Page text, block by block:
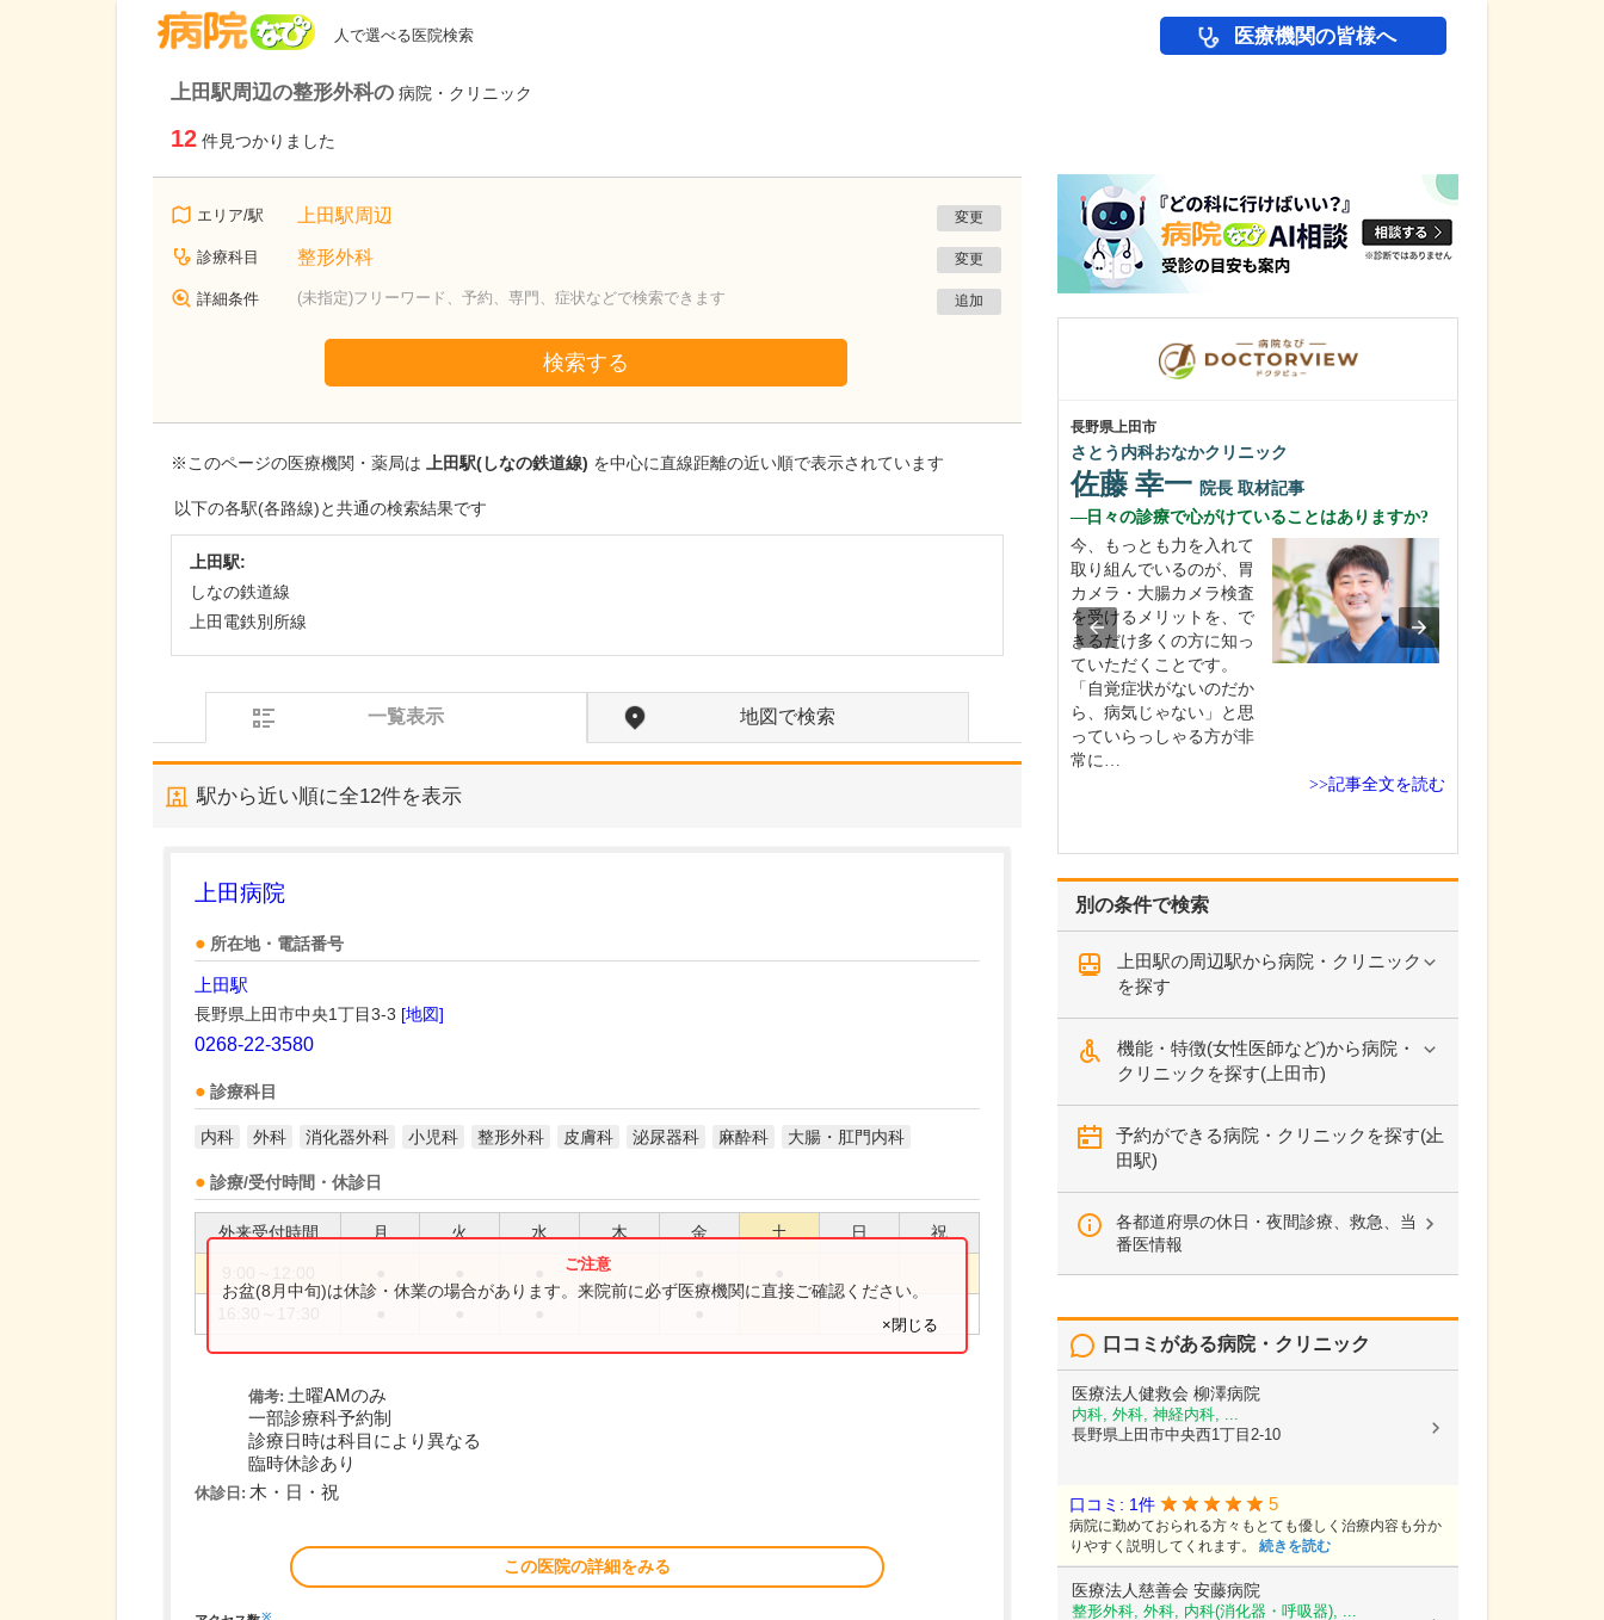
人で選べる医院検索 医療機関の皆様へ
上田駅周辺の整形外科の 病院・クリニック
12 件見つかりました
エリア/駅 上田駅周辺 変更
診療科目 整形外科 変更
詳細条件 (未指定)フリーワード、予約、専門、症状などで検索できます 追加
検索する
※このページの医療機関・薬局は 上田駅(しなの鉄道線) を中心に直線距離の近い順で表示されています
以下の各駅(各路線)と共通の検索結果です
上田駅:
しなの鉄道線
上田電鉄別所線
一覧表示 地図で検索
駅から近い順に全12件を表示
上田病院
所在地・電話番号
上田駅
長野県上田市中央1丁目3-3 [地図]
0268-22-3580
診療科目
内科 外科 消化器外科 小児科 整形外科 皮膚科 泌尿器科 麻酔科 大腸・肛門内科
診療/受付時間・休診日
外来受付時間 月 火 水 木 金 土 日 祝
お盆(8月中旬)は休診・休業の場合があります。来院前に必ず医療機関に直接ご確認ください。
×閉じる
備考: 土曜AMのみ
一部診療科予約制
診療日時は科目により異なる
臨時休診あり
休診日: 木・日・祝
この医院の詳細をみる
別の条件で検索
上田駅の周辺駅から病院・クリニック
を探す
機能・特徴(女性医師など)から病院・
クリニックを探す(上田市)
予約ができる病院・クリニックを探す(上
田駅)
各都道府県の休日・夜間診療、救急、当
番医情報
口コミがある病院・クリニック
医療法人健救会 柳澤病院
内科, 外科, 神経内科, ...
長野県上田市中央西1丁目2-10
口コミ: 1件 5
病院に勤めておられる方々もとても優しく治療内容も分か
りやすく説明してくれます。 続きを読む
医療法人慈善会 安藤病院
整形外科, 外科, 内科(消化器・呼吸器), ...
長野県上田市
さとう内科おなかクリニック
佐藤 幸一 院長 取材記事
日々の診療で心がけていることはありますか?
今、もっとも力を入れて
取り組んでいるのが、胃
カメラ・大腸カメラ検査
を受けるメリットを、で
きるだけ多くの方に知っ
ていただくことです。
「自覚症状がないのだか
ら、病気じゃない」と思
っていらっしゃる方が非
常に…
>>記事全文を読む
島根県出雲市
北陽クリニック
やお父さまの影響ですか?
さんに頼りにされている
姿を見て育ちましたの
て地域の方々の役に立ち